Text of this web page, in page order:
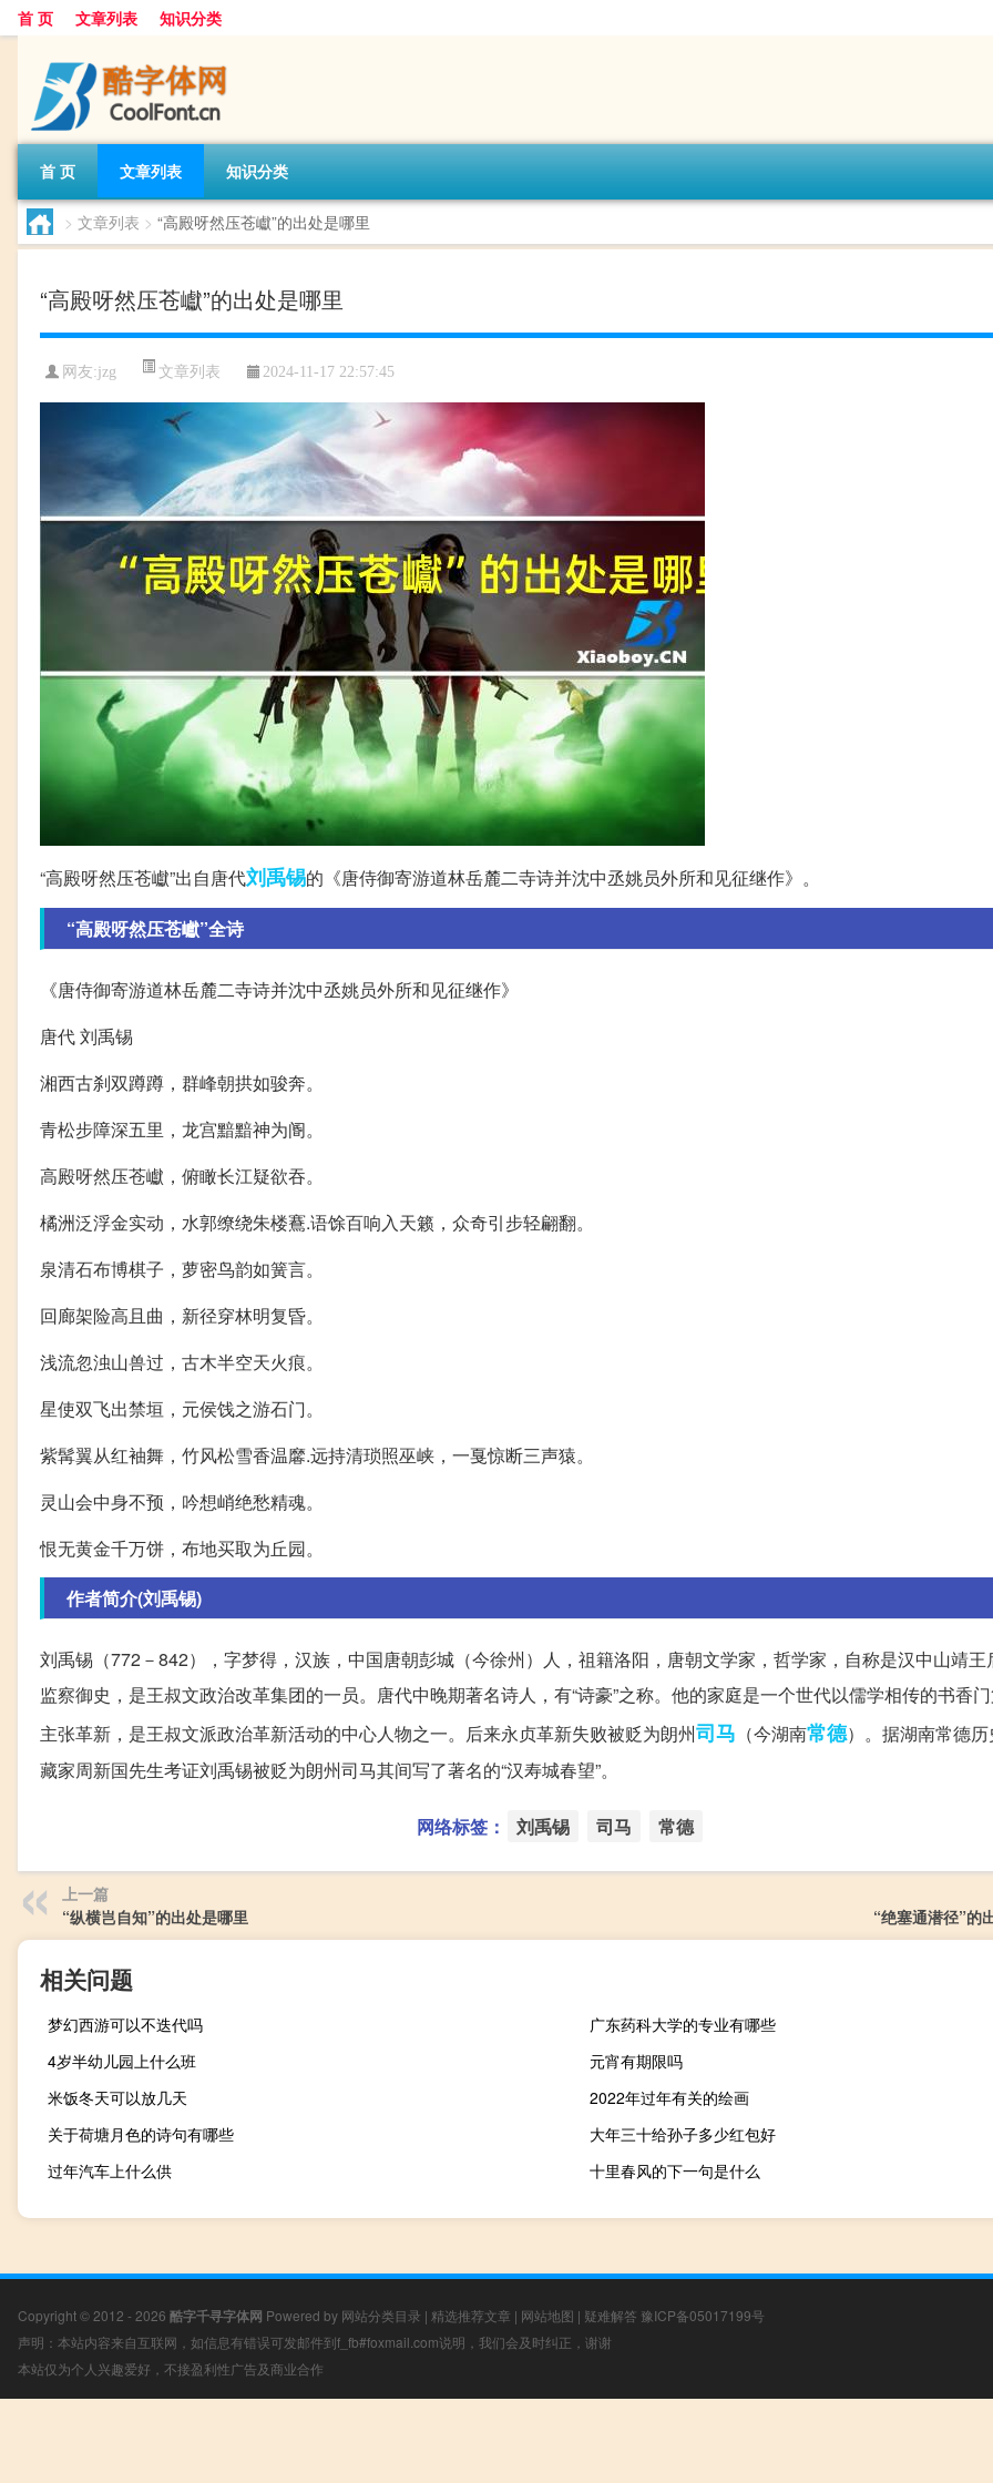
首 页 文章列表 知识分类
首 页 文章列表 知识分类
> 文章列表 > “高殿呀然压苍巘”的出处是哪里
“高殿呀然压苍巘”的出处是哪里
网友:jzg 文章列表 2024-11-17 22:57:45
“高殿呀然压苍巘”出自唐代刘禹锡的《唐侍御寄游道林岳麓二寺诗并沈中丞姚员外所和见征继作》。
“高殿呀然压苍巘”全诗
《唐侍御寄游道林岳麓二寺诗并沈中丞姚员外所和见征继作》
唐代 刘禹锡
湘西古刹双蹲蹲，群峰朝拱如骏奔。
青松步障深五里，龙宫黯黯神为阍。
高殿呀然压苍巘，俯瞰长江疑欲吞。
橘洲泛浮金实动，水郭缭绕朱楼鶱.语馀百响入天籁，众奇引步轻翩翻。
泉清石布博棋子，萝密鸟韵如簧言。
回廊架险高且曲，新径穿林明复昏。
浅流忽浊山兽过，古木半空天火痕。
星使双飞出禁垣，元侯饯之游石门。
紫髯翼从红袖舞，竹风松雪香温黁.远持清琐照巫峡，一戛惊断三声猿。
灵山会中身不预，吟想峭绝愁精魂。
恨无黄金千万饼，布地买取为丘园。
作者简介(刘禹锡)
刘禹锡（772－842），字梦得，汉族，中国唐朝彭城（今徐州）人，祖籍洛阳，唐朝文学家，哲学家，自称是汉中山靖王
监察御史，是王叔文政治改革集团的一员。唐代中晚期著名诗人，有“诗豪”之称。他的家庭是一个世代以儒学相传的书香
主张革新，是王叔文派政治革新活动的中心人物之一。后来永贞革新失败被贬为朗州司马 （今湖南常德）。据湖南常德
藏家周新国先生考证刘禹锡被贬为朗州司马其间写了著名的“汉寿城春望”。
网络标签： 刘禹锡 司马 常德
上一篇
“纵横岂自知”的出处是哪里
“绝塞通潜径”的
相关问题
梦幻西游可以不迭代吗
广东药科大学的专业有哪些
4岁半幼儿园上什么班
元宵有期限吗
米饭冬天可以放几天
2022年过年有关的绘画
关于荷塘月色的诗句有哪些
大年三十给孙子多少红包好
过年汽车上什么供
十里春风的下一句是什么
Copyright © 2012 - 2026 酷字千寻字体网 Powered by 网站分类目录 | 精选推荐文章 | 网站地图 | 疑难解答 豫ICP备05017199号
声明：本站内容来自互联网，如信息有错误可发邮件到f_fb#foxmail.com说明，我们会及时纠正，谢谢
本站仅为个人兴趣爱好，不接盈利性广告及商业合作